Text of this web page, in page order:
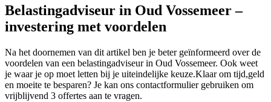
Belastingadviseur in Oud Vossemeer –
investering met voordelen
Na het doornemen van dit artikel ben je beter geïnformeerd over de
voordelen van een belastingadviseur in Oud Vossemeer. Ook weet
je waar je op moet letten bij je uiteindelijke keuze.Klaar om tijd,geld
en moeite te besparen? Je kan ons contactformulier gebruiken om
vrijblijvend 3 offertes aan te vragen.